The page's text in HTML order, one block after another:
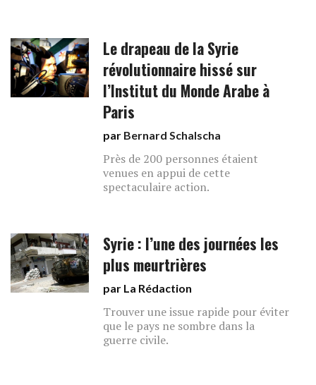
Le drapeau de la Syrie
révolutionnaire hissé sur
l’Institut du Monde Arabe à
Paris
par Bernard Schalscha
Près de 200 personnes étaient
venues en appui de cette
spectaculaire action.
Syrie : l’une des journées les
plus meurtrières
par La Rédaction
Trouver une issue rapide pour éviter
que le pays ne sombre dans la
guerre civile.